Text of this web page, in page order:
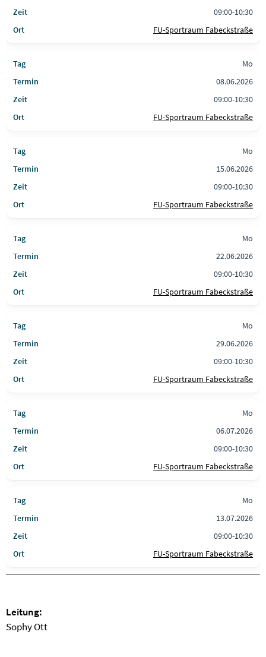
09:00-10:30
FU-Sportraum Fabeckstraße
Mo
08.06.2026
09:00-10:30
FU-Sportraum Fabeckstraße
Mo
15.06.2026
09:00-10:30
FU-Sportraum Fabeckstraße
Mo
22.06.2026
09:00-10:30
FU-Sportraum Fabeckstraße
Mo
29.06.2026
09:00-10:30
FU-Sportraum Fabeckstraße
Mo
06.07.2026
09:00-10:30
FU-Sportraum Fabeckstraße
Mo
13.07.2026
09:00-10:30
FU-Sportraum Fabeckstraße
Leitung:
Sophy Ott